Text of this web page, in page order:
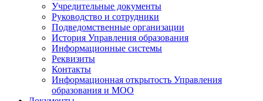
Учредительные документы
Руководство и сотрудники
Подведомственные организации
История Управления образования
Информационные системы
Реквизиты
Контакты
Информационная открытость Управления
образования и МОО